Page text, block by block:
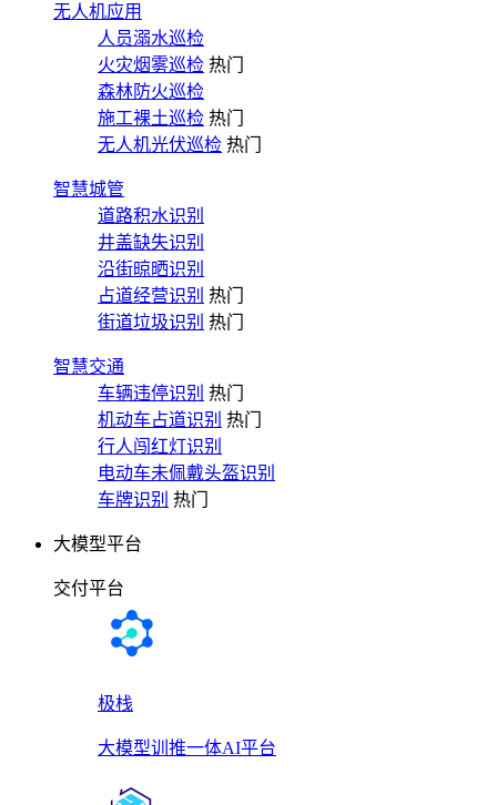
无人机应用
人员溺水巡检
火灾烟雾巡检 热门
森林防火巡检
施工裸土巡检 热门
无人机光伏巡检 热门
智慧城管
道路积水识别
井盖缺失识别
沿街晾晒识别
占道经营识别 热门
街道垃圾识别 热门
智慧交通
车辆违停识别 热门
机动车占道识别 热门
行人闯红灯识别
电动车未佩戴头盔识别
车牌识别 热门
大模型平台
交付平台
极栈
大模型训推一体AI平台